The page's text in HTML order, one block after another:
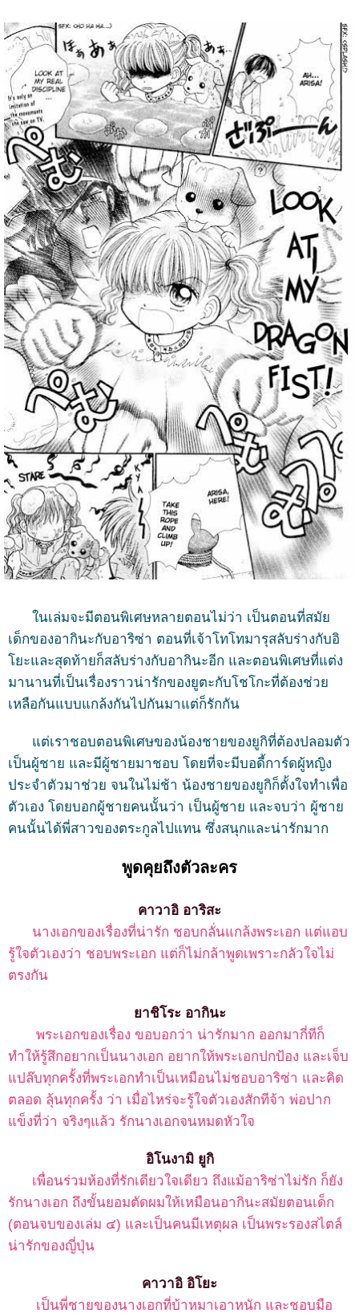
ในเล่มจะมีตอนพิเศษหลายตอนไม่ว่า เป็นตอนที่สมัย
เด็กของอากินะกับอาริซ่า ตอนที่เจ้าโทโทมารุสลับร่างกับอิ
โยะและสุดท้ายก็สลับร่างกับอากินะอีก และตอนพิเศษที่แต่ง
มานานที่เป็นเรื่องราวน่ารักของยูตะกับโชโกะที่ต้องช่วย
เหลือกันแบบแกล้งกันไปกันมาแต่ก็รักกัน
แต่เราชอบตอนพิเศษของน้องชายของยูกิที่ต้องปลอมตัว
เป็นผู้ชาย และมีผู้ชายมาชอบ โดยที่จะมีบอดี้การ์ดผู้หญิง
ประจำตัวมาช่วย จนในไม่ช้า น้องชายของยูกิก็ตั้งใจทำเพื่อ
ตัวเอง โดยบอกผู้ชายคนนั้นว่า เป็นผู้ชาย และจบว่า ผู้ชาย
คนนั้นได้พี่สาวของตระกูลไปแทน ซึ่งสนุกและน่ารักมาก
พูดคุยถึงตัวละคร
คาวาอิ อาริสะ
นางเอกของเรื่องที่น่ารัก ชอบกลั่นแกล้งพระเอก แต่แอบ
รู้ใจตัวเองว่า ชอบพระเอก แต่ก็ไม่กล้าพูดเพราะกลัวใจไม่
ตรงกัน
ยาชิโระ อากินะ
พระเอกของเรื่อง ขอบอกว่า น่ารักมาก ออกมากี่ทีก็
ทำให้รู้สึกอยากเป็นนางเอก อยากให้พระเอกปกป้อง และเจ็บ
แปล๊บทุกครั้งที่พระเอกทำเป็นเหมือนไม่ชอบอาริซ่า และคิด
ตลอด ลุ้นทุกครั้ง ว่า เมื่อไหร่จะรู้ใจตัวเองสักทีจ้า พ่อปาก
แข็งที่ว่า จริงๆแล้ว รักนางเอกจนหมดหัวใจ
อิโนงามิ ยูกิ
เพื่อนร่วมห้องที่รักเดียวใจเดียว ถึงแม้อาริซ่าไม่รัก ก็ยัง
รักนางเอก ถึงขั้นยอมตัดผมให้เหมือนอากินะสมัยตอนเด็ก
(ตอนจบของเล่ม ๔) และเป็นคนมีเหตุผล เป็นพระรองสไตล์
น่ารักของญี่ปุ่น
คาวาอิ อิโยะ
เป็นพี่ชายของนางเอกที่บ้าหมาเอาหนัก และชอบมือ